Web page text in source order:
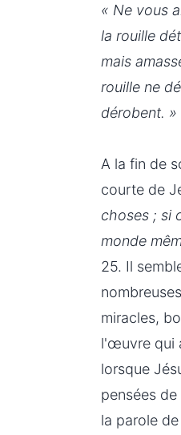
« Ne vous
la rouille
mais
rouille ne
dérobent. »
A la fin de
courte de
choses ; si
monde
25. Il
miracles,
l'œuvre qui
lorsque
pensées
la parole